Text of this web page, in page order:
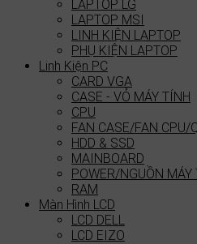
LAPTOP LG
LAPTOP MSI
LINH KIỆN LAPTOP
PHỤ KIỆN LAPTOP
Linh Kiện PC
CARD VGA
CASE - VỎ MÁY TÍNH
CPU
FAN CASE/FAN CPU/
HDD & SSD
MAINBOARD
POWER/NGUỒN MÁY
RAM
Màn Hình LCD
LCD DELL
LCD EIZO